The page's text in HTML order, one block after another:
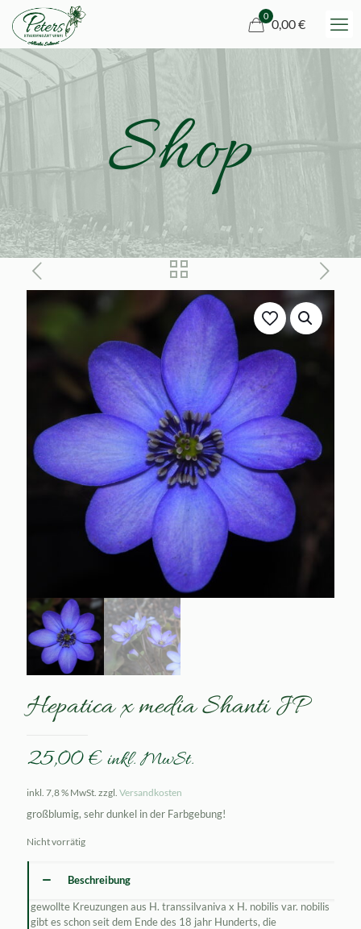
0
0,00 €
Shop
Hepatica x media Shanti JP
25,00€ inkl. MwSt.
inkl. 7,8 % MwSt. zzgl. Versandkosten
großblumig, sehr dunkel in der Farbgebung!
Nicht vorrätig
Beschreibung
gewollte Kreuzungen aus H. transsilvaniva x H. nobilis var. nobilis
gibt es schon seit dem Ende des 18 jahr Hunderts, die